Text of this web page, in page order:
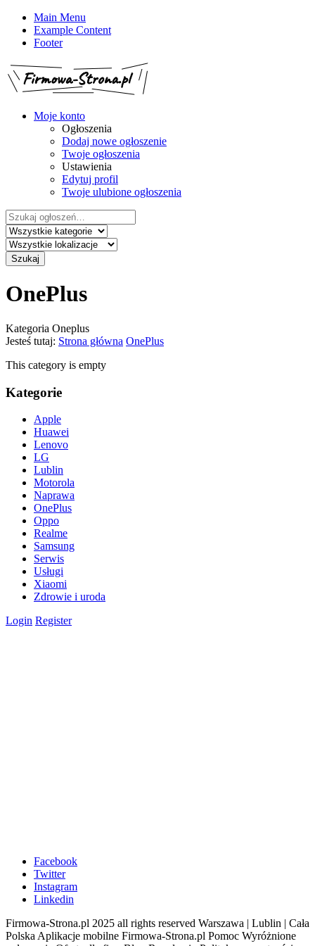
Main Menu
Example Content
Footer
Moje konto
Ogłoszenia
Dodaj nowe ogłoszenie
Twoje ogłoszenia
Ustawienia
Edytuj profil
Twoje ulubione ogłoszenia
Szukaj:
Szukaj
OnePlus
Kategoria Oneplus
Jesteś tutaj: Strona główna OnePlus
This category is empty
Kategorie
Apple
Huawei
Lenovo
LG
Lublin
Motorola
Naprawa
OnePlus
Oppo
Realme
Samsung
Serwis
Usługi
Xiaomi
Zdrowie i uroda
Login Register
Facebook
Twitter
Instagram
Linkedin
Firmowa-Strona.pl 2025 all rights reserved Warszawa | Lublin | Cała
Polska Aplikacje mobilne Firmowa-Strona.pl Pomoc Wyróżnione